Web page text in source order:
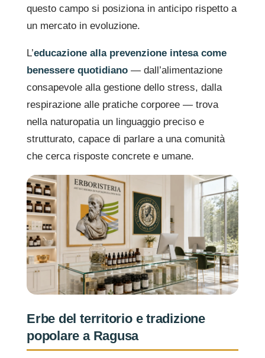
questo campo si posiziona in anticipo rispetto a
un mercato in evoluzione.
L’educazione alla prevenzione intesa come
benessere quotidiano — dall’alimentazione
consapevole alla gestione dello stress, dalla
respirazione alle pratiche corporee — trova
nella naturopatia un linguaggio preciso e
strutturato, capace di parlare a una comunità
che cerca risposte concrete e umane.
Erbe del territorio e tradizione
popolare a Ragusa